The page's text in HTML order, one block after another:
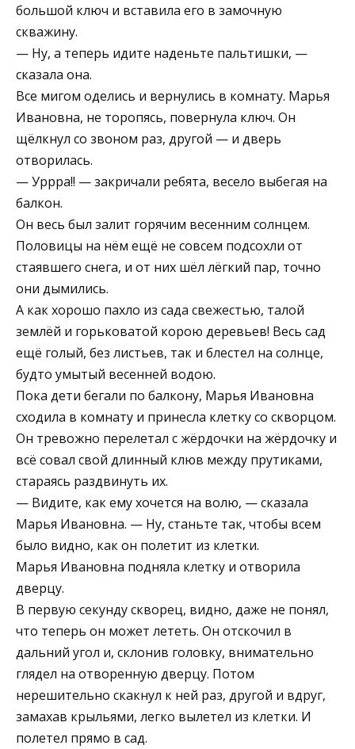
большой ключ и вставила его в замочную
скважину.
— Ну, а теперь идите наденьте пальтишки, —
сказала она.
Все мигом оделись и вернулись в комнату. Марья
Ивановна, не торопясь, повернула ключ. Он
щёлкнул со звоном раз, другой — и дверь
отворилась.
— Уррра!! — закричали ребята, весело выбегая на
балкон.
Он весь был залит горячим весенним солнцем.
Половицы на нём ещё не совсем подсохли от
стаявшего снега, и от них шёл лёгкий пар, точно
они дымились.
А как хорошо пахло из сада свежестью, талой
землёй и горьковатой корою деревьев! Весь сад
ещё голый, без листьев, так и блестел на солнце,
будто умытый весенней водою.
Пока дети бегали по балкону, Марья Ивановна
сходила в комнату и принесла клетку со скворцом.
Он тревожно перелетал с жёрдочки на жёрдочку и
всё совал свой длинный клюв между прутиками,
стараясь раздвинуть их.
— Видите, как ему хочется на волю, — сказала
Марья Ивановна. — Ну, станьте так, чтобы всем
было видно, как он полетит из клетки.
Марья Ивановна подняла клетку и отворила
дверцу.
В первую секунду скворец, видно, даже не понял,
что теперь он может лететь. Он отскочил в
дальний угол и, склонив головку, внимательно
глядел на отворенную дверцу. Потом
нерешительно скакнул к ней раз, другой и вдруг,
замахав крыльями, легко вылетел из клетки. И
полетел прямо в сад.